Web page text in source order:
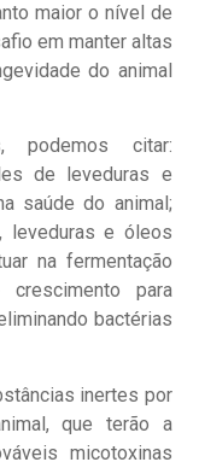
maior o nível de
em manter altas
do animal
podemos citar:
de leveduras e
saúde do animal;
leveduras e óleos
na fermentação
para
bactérias
inertes por
que terão a
micotoxinas